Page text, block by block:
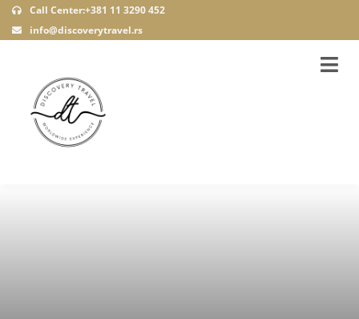
Call Center:+381 11 3290 452
info@discoverytravel.rs